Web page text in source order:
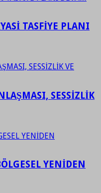
TASFİYE PLANI
SESSİZLİK
YENİDEN